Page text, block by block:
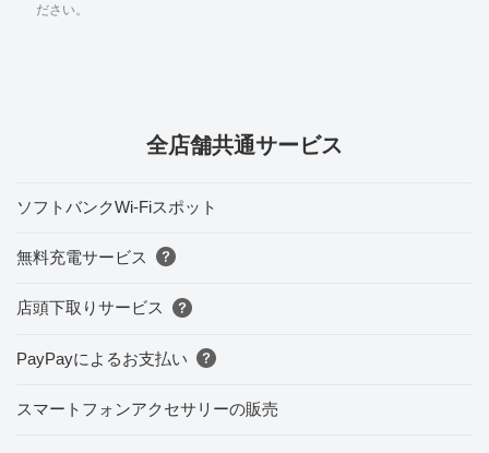
ださい。
全店舗共通サービス
ソフトバンクWi-Fiスポット
無料充電サービス
店頭下取りサービス
PayPayによるお支払い
スマートフォンアクセサリーの販売